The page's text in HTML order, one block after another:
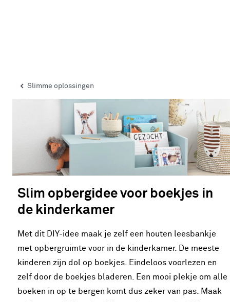
Slimme oplossingen
Slim opbergidee voor boekjes in
de kinderkamer
Met dit DIY-idee maak je zelf een houten leesbankje
met opbergruimte voor in de kinderkamer. De meeste
kinderen zijn dol op boekjes. Eindeloos voorlezen en
zelf door de boekjes bladeren. Een mooi plekje om alle
boeken in op te bergen komt dus zeker van pas. Maak